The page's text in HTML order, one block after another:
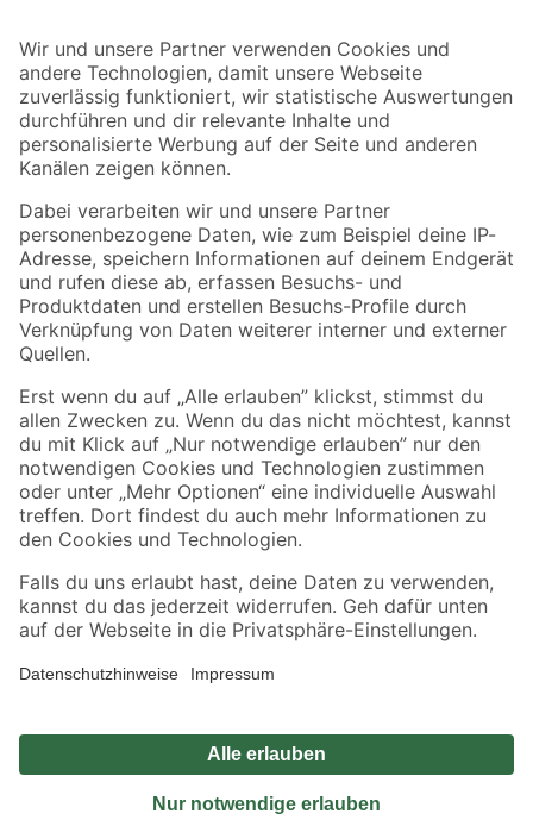
Der toom Newsletter: Keine Angebote und Aktionen mehr verpassen!
Zur Newsletter Anmeldung
Folge uns
Zahlungsarten Versandarten
Sicher einkaufen
Jetzt die toom-App herunterladen
Alle Preisangaben in EUR inkl. gesetzl. MwSt.. Die dargestellten Angebote sind unter
Umständen nicht in allen Märkten verfügbar. Die angegebenen Verfügbarkeiten beziehen
Produkte nur solange der Vorrat reicht.
*Paketversand ab 59 € versandkostenfrei, gilt nicht für Artikel mit Speditionsversand, hier
Privatsphäre Impressum
Nutzungsbedingungen
Widerrufsrecht
Vertrag widerrufen